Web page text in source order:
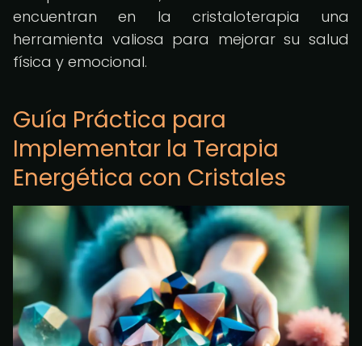
encuentran en la cristaloterapia una
herramienta valiosa para mejorar su salud
física y emocional.
Guía Práctica para
Implementar la Terapia
Energética con Cristales